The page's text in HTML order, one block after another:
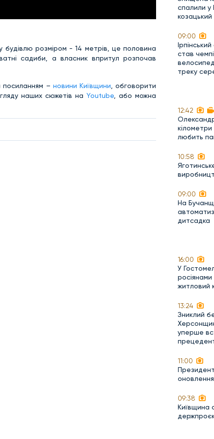
будівлю розміром - 14 метрів, це половина
садиби, а власник впритул розпочав
посиланням – новини Київщини , обговорити
наших сюжетів на Youtube , або можна
спалили у
09:00
став
треку
12:42
кілометри
любить
10:58
09:00
На
дитсадка
16:00
У
житловий
13:24
Зниклий
уперше
11:00
09:38
Київщина